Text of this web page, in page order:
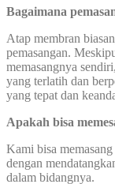
Bagaimana
Atap membran
pemasangan.
memasangnya
yang terlatih dan
yang tepat dan
Apakah bisa
Kami bisa
dengan
dalam bidangnya.